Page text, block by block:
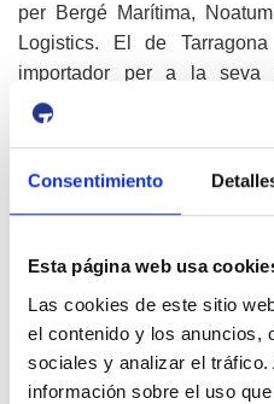
Consentimiento
Esta página web usa
Las cookies de este sitio
el contenido y los anuncios,
sociales y analizar el
información sobre el uso
per Bergé Marítima,
Logistics. El de
importador per a la seva
península.
El nombre de vehicles
Tarragona va créixer el
xifres que similars a les de